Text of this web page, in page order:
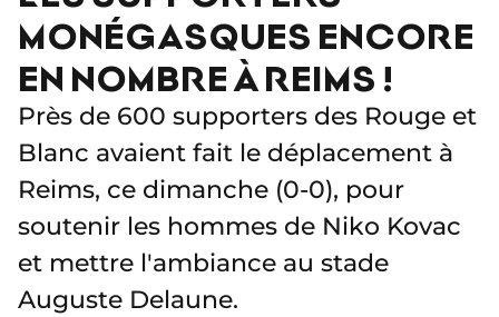
MONÉGASQUES ENCORE
EN NOMBRE À REIMS !
Près de 600 supporters des Rouge et
Blanc avaient fait le déplacement à
Reims, ce dimanche (0-0), pour
soutenir les hommes de Niko Kovac
et mettre l'ambiance au stade
Auguste Delaune.